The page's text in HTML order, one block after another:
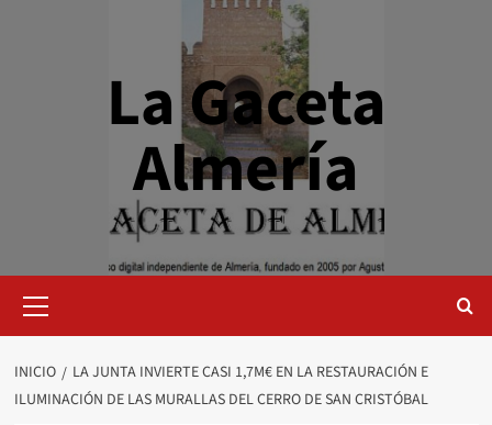
La Gaceta
Almería
primario
INICIO
LA JUNTA INVIERTE CASI 1,7M€ EN LA RESTAURACIÓN E
ILUMINACIÓN DE LAS MURALLAS DEL CERRO DE SAN CRISTÓBAL